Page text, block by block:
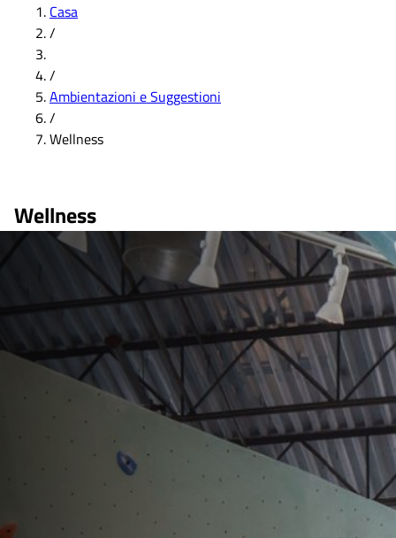
Casa
/
/
Ambientazioni e Suggestioni
/
Wellness
Wellness